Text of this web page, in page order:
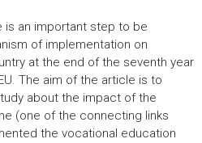
is an important step to be
of implementation on
at the end of the seventh year
The aim of the article is to
about the impact of the
(one of the connecting links
the vocational education